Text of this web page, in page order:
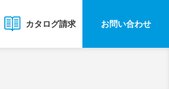
カタログ請求 お問い合わせ